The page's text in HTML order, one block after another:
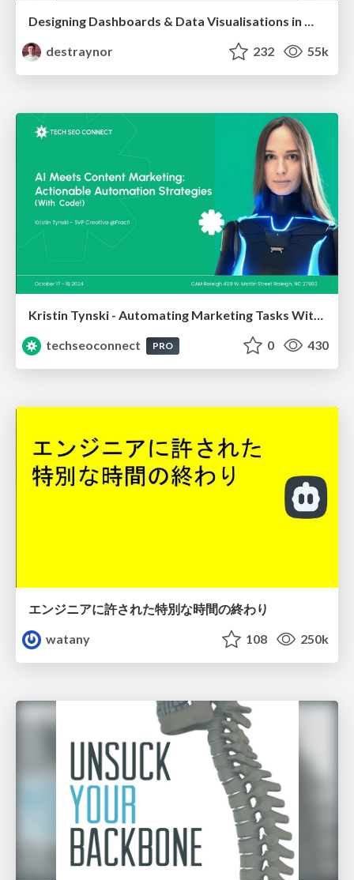
destraynor
232 55k
Kristin Tynski - Automating Marketing Tasks With AI
techseoconnect
PRO 0 430
エンジニアに許された特別な時間の終わり
watany
108 250k